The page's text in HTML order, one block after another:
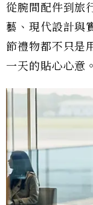
從腕間配件到
藝、現代設計與
節禮物都不只是
一天的貼心心意。